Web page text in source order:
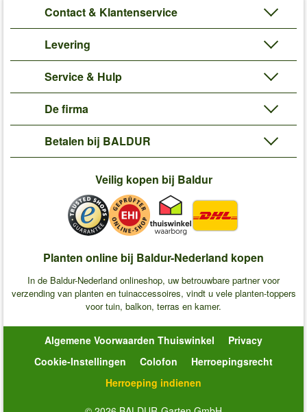
Contact & Klantenservice
Levering
Service & Hulp
De firma
Betalen bij BALDUR
Veilig kopen bij Baldur
Planten online bij Baldur-Nederland kopen
In de Baldur-Nederland onlineshop, uw betrouwbare partner voor
verzending van planten en tuinaccessoires, vindt u vele planten-toppers
voor tuin, balkon, terras en kamer.
Algemene Voorwaarden Thuiswinkel
Privacy
Cookie-Instellingen
Colofon
Herroepingsrecht
Herroeping indienen